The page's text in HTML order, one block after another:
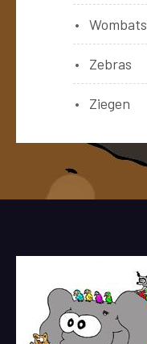
Wombats
Zebras
Ziegen